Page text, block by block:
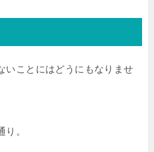
いことにはどうにもなりませ
り。